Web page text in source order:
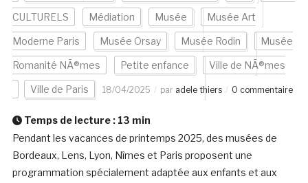
CULTURELS Médiation Musée Musée Art
Moderne Paris Musée Orsay Musée Rodin Musée
Romanité NÃ®mes Petite enfance Ville de NÃ®mes
Ville de Paris 18/04/2025 par adele thiers 0 commentaire
Temps de lecture : 13 min
Pendant les vacances de printemps 2025, des musées de
Bordeaux, Lens, Lyon, Nîmes et Paris proposent une
programmation spécialement adaptée aux enfants et aux